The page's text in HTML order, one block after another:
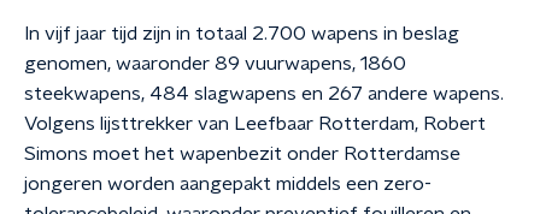
In vijf jaar tijd zijn in totaal 2.700 wapens in beslag
genomen, waaronder 89 vuurwapens, 1860
steekwapens, 484 slagwapens en 267 andere wapens.
Volgens lijsttrekker van Leefbaar Rotterdam, Robert
Simons moet het wapenbezit onder Rotterdamse
jongeren worden aangepakt middels een zero-